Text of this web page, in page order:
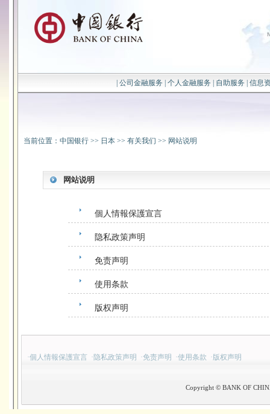
公司金融服务 个人金融服务 自助服务 信息
当前位置： 中国银行 >> 日本 >> 有关我们 >> 网站说明
网站说明
個人情報保護宣言
隐私政策声明
免责声明
使用条款
版权声明
·個人情報保護宣言 · 隐私政策声明 ·免责声明 ·使用条款 · 版权声明
Copyright © BANK OF